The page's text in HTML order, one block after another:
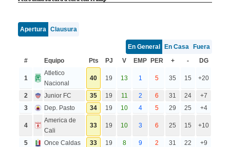
Apertura Clausura
En General En Casa
Fuera
#
Equipo Pts PJ V EMP PER + - DG
1
Atletico
Nacional
40 19 13 1 5 35 15 +20
2 Junior FC 35 19 11 2 6 31 24
+7
3
Dep. Pasto 34 19 10 4 5 29 25 +4
4
America de
Cali
33 19 10 3 6 25 15 +10
5 Once Caldas 33 19 8 9 2 31 22 +9